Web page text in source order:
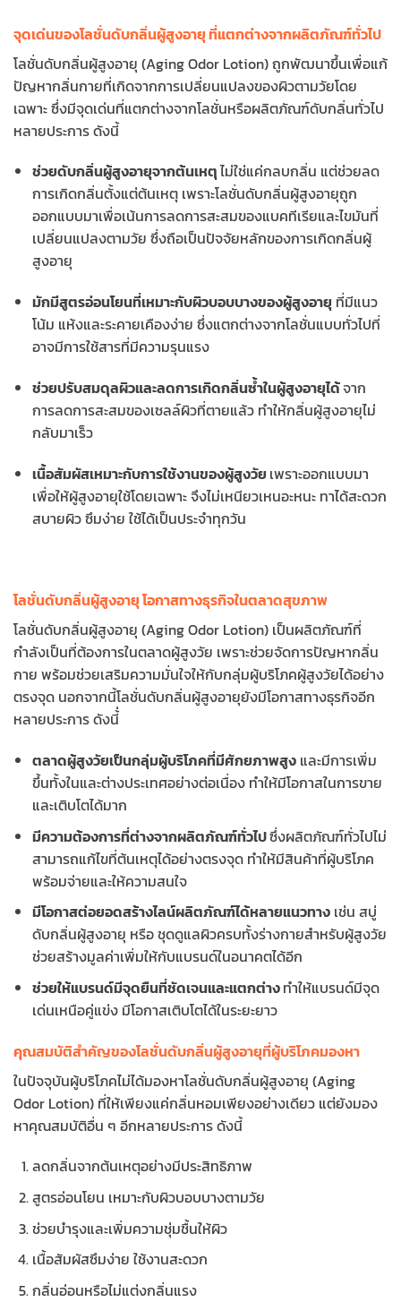
จุดเด่นของโลชั่นดับกลิ่นผู้สูงอายุ ที่แตกต่างจากผลิตภัณฑ์ทั่วไป
โลชั่นดับกลิ่นผู้สูงอายุ (Aging Odor Lotion) ถูกพัฒนาขึ้นเพื่อแก้
ปัญหากลิ่นกายที่เกิดจากการเปลี่ยนแปลงของผิวตามวัยโดย
เฉพาะ ซึ่งมีจุดเด่นที่แตกต่างจากโลชั่นหรือผลิตภัณฑ์ดับกลิ่นทั่วไป
หลายประการ ดังนี้
ช่วยดับกลิ่นผู้สูงอายุจากต้นเหตุไม่ใช่แค่กลบกลิ่น แต่ช่วยลด
การเกิดกลิ่นตั้งแต่ต้นเหตุ เพราะโลชั่นดับกลิ่นผู้สูงอายุถูก
ออกแบบมาเพื่อเน้นการลดการสะสมของแบคทีเรียและไขมันที่
เปลี่ยนแปลงตามวัย ซึ่งถือเป็นปัจจัยหลักของการเกิดกลิ่นผู้
สูงอายุ
มักมีสูตรอ่อนโยนที่เหมาะกับผิวบอบบางของผู้สูงอายุ ที่มีแนว
โน้ม แห้งและระคายเคืองง่าย ซึ่งแตกต่างจากโลชั่นแบบทั่วไปที่
อาจมีการใช้สารที่มีความรุนแรง
ช่วยปรับสมดุลผิวและลดการเกิดกลิ่นซ้ำในผู้สูงอายุได้จาก
การลดการสะสมของเซลล์ผิวที่ตายแล้ว ทำให้กลิ่นผู้สูงอายุไม่
กลับมาเร็ว
เนื้อสัมผัสเหมาะกับการใช้งานของผู้สูงวัย เพราะออกแบบมา
เพื่อให้ผู้สูงอายุใช้โดยเฉพาะ จึงไม่เหนียวเหนอะหนะ ทาได้สะดวก
สบายผิว ซึมง่าย ใช้ได้เป็นประจำทุกวัน
โลชั่นดับกลิ่นผู้สูงอายุ โอกาสทางธุรกิจในตลาดสุขภาพ
โลชั่นดับกลิ่นผู้สูงอายุ (Aging Odor Lotion) เป็นผลิตภัณฑ์ที่
กำลังเป็นที่ต้องการในตลาดผู้สูงวัย เพราะช่วยจัดการปัญหากลิ่น
กาย พร้อมช่วยเสริมความมั่นใจให้กับกลุ่มผู้บริโภคผู้สูงวัยได้อย่าง
ตรงจุด นอกจากนี้โลชั่นดับกลิ่นผู้สูงอายุยังมีโอกาสทางธุรกิจอีก
หลายประการ ดังนี้่
ตลาดผู้สูงวัยเป็นกลุ่มผู้บริโภคที่มีศักยภาพสูงและมีการเพิ่ม
ขึ้นทั้งในและต่างประเทศอย่างต่อเนื่อง ทำให้มีโอกาสในการขาย
และเติบโตได้มาก
มีความต้องการที่ต่างจากผลิตภัณฑ์ทั่วไปซึ่งผลิตภัณฑ์ทั่วไปไม่
สามารถแก้ไขที่ต้นเหตุได้อย่างตรงจุด ทำให้มีสินค้าที่ผู้บริโภค
พร้อมจ่ายและให้ความสนใจ
มีโอกาสต่อยอดสร้างไลน์ผลิตภัณฑ์ได้หลายแนวทางเช่น สบู่
ดับกลิ่นผู้สูงอายุ หรือ ชุดดูแลผิวครบทั้งร่างกายสำหรับผู้สูงวัย
ช่วยสร้างมูลค่าเพิ่มให้กับแบรนด์ในอนาคตได้อีก
ช่วยให้แบรนด์มีจุดยืนที่ชัดเจนและแตกต่างทำให้แบรนด์มีจุด
เด่นเหนือคู่แข่ง มีโอกาสเติบโตได้ในระยะยาว
คุณสมบัติสำคัญของโลชั่นดับกลิ่นผู้สูงอายุที่ผู้บริโภคมองหา
ในปัจจุบันผู้บริโภคไม่ได้มองหาโลชั่นดับกลิ่นผู้สูงอายุ (Aging
Odor Lotion) ที่ให้เพียงแค่กลิ่นหอมเพียงอย่างเดียว แต่ยังมอง
หาคุณสมบัติอื่น ๆ อีกหลายประการ ดังนี้
ลดกลิ่นจากต้นเหตุอย่างมีประสิทธิภาพ
สูตรอ่อนโยน เหมาะกับผิวบอบบางตามวัย
ช่วยบำรุงและเพิ่มความชุ่มชื้นให้ผิว
เนื้อสัมผัสซึมง่าย ใช้งานสะดวก
กลิ่นอ่อนหรือไม่แต่งกลิ่นแรง